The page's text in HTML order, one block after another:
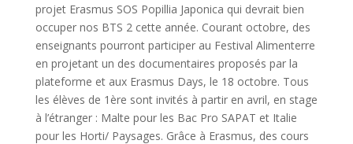
projet Erasmus SOS Popillia Japonica qui devrait bien
occuper nos BTS 2 cette année. Courant octobre, des
enseignants pourront participer au Festival Alimenterre
en projetant un des documentaires proposés par la
plateforme et aux Erasmus Days, le 18 octobre. Tous
les élèves de 1ère sont invités à partir en avril, en stage
à l’étranger : Malte pour les Bac Pro SAPAT et Italie
pour les Horti/ Paysages. Grâce à Erasmus, des cours